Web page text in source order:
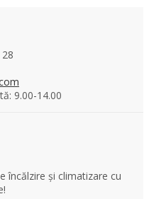
9.00-14.00
încălzire și climatizare cu